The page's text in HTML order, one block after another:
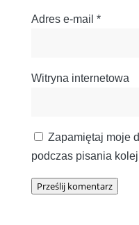
Adres e-mail *
Witryna internetowa
Zapamiętaj moje
podczas pisania
Prześlij komentarz